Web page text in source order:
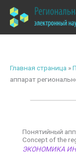
содержимому
Главная страница »
аппарат
Понятийный
Сoncept of the
ЭКОНОМИКА